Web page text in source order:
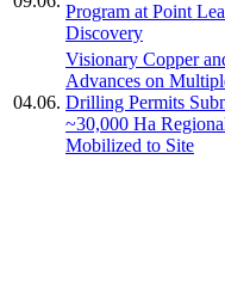
Program at Point
Discovery
04.06.
Visionary Copper
Advances on
Drilling Permits
~30,000 Ha
Mobilized to Site